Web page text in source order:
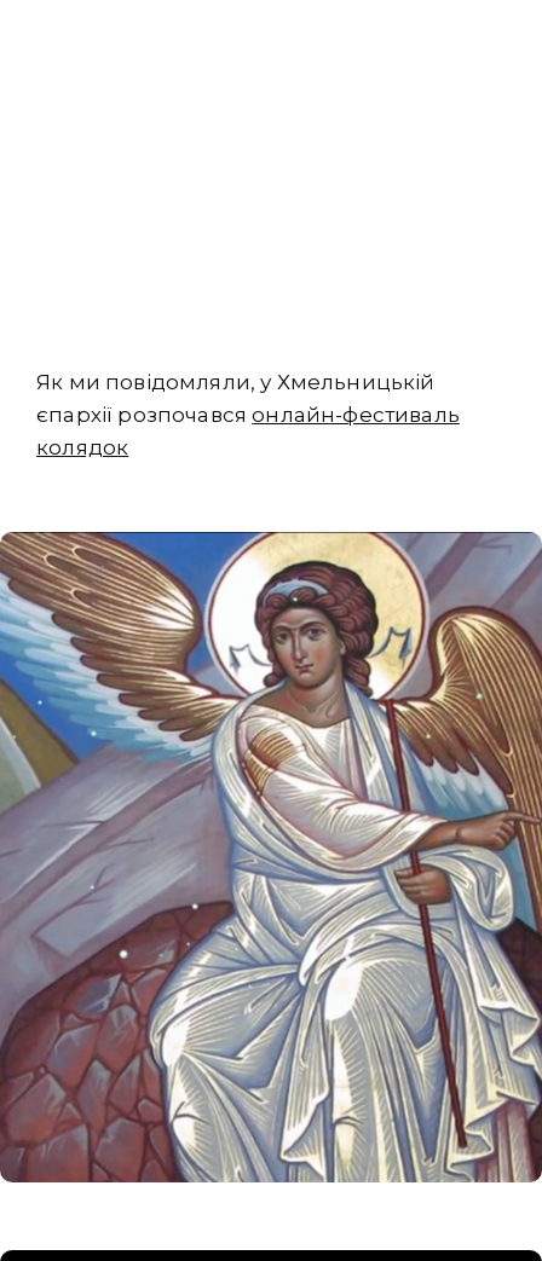
Як ми повідомляли, у Хмельницькій
єпархії розпочавсяонлайн-фестиваль
колядок